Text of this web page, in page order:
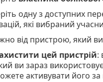
одну з доступних
які вибраний
від пристрою, який
цей пристрій:
ви зараз
активувати його